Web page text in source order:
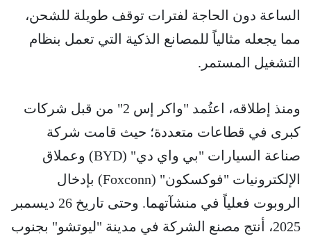
الساعة دون الحاجة لفترات توقف طويلة للشحن،
مما يجعله مثالياً للمصانع الذكية التي تعمل بنظام
التشغيل المستمر.
ومنذ إطلاقه، اعتُمد "واكر إس 2" من قبل شركات
كبرى في قطاعات متعددة؛ حيث قامت شركة
صناعة السيارات "بي واي دي" (BYD) وعملاق
الإلكترونيات "فوكسكون" (Foxconn) بإدخال
الروبوت فعلياً في منشآتهما. وحتى تاريخ 26 ديسمبر
2025، أنتج مصنع الشركة في مدينة "ليوتشو" بجنوب